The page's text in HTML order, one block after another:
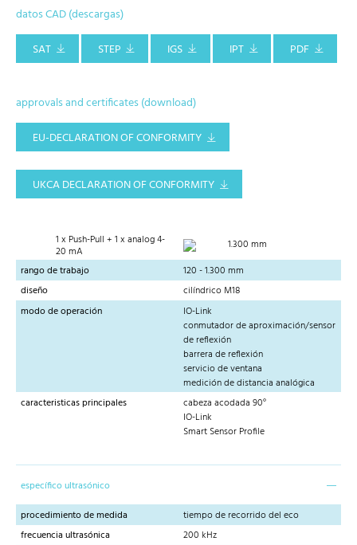
datos CAD (descargas)
SAT
STEP IGS IPT PDF
approvals and certificates (download)
EU-DECLARATION OF CONFORMITY
UKCA DECLARATION OF CONFORMITY
1 x Push-Pull + 1 x analog 4-
20 mA
1.300 mm
rango de trabajo
120 - 1.300 mm
diseño
cilíndrico M18
modo de operación
IO-Link
conmutador de aproximación/sensor
de reflexión
barrera de reflexión
servicio de ventana
medición de distancia analógica
caracteristicas principales
cabeza acodada 90°
IO-Link
Smart Sensor Profile
específico ultrasónico
procedimiento de medida
tiempo de recorrido del eco
frecuencia ultrasónica
200 kHz